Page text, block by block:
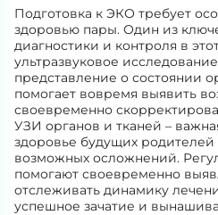
Подготовка к ЭКО требует
здоровью пары. Один из
диагностики и контроля в
ультразвуковое
представление о состоянии
помогает вовремя выявить
своевременно
УЗИ органов и тканей –
здоровье будущих
возможных осложнений.
помогают своевременно
отслеживать динамику
успешное зачатие и